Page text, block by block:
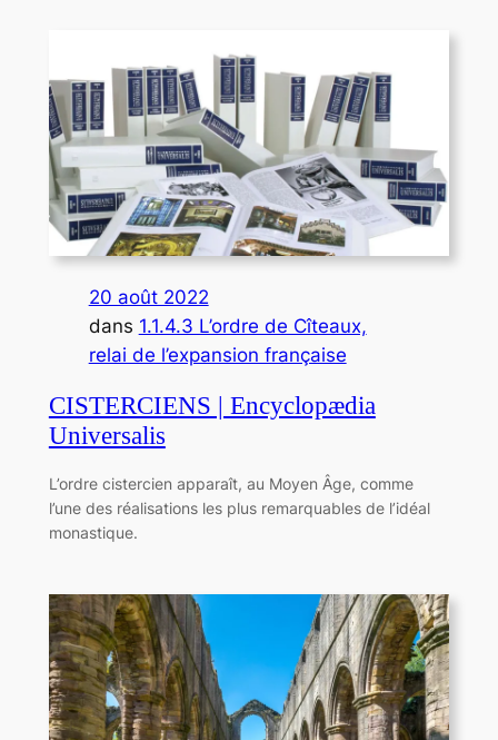
20 août 2022
dans 1.1.4.3 L’ordre de Cîteaux,
relai de l’expansion française
CISTERCIENS | Encyclopædia
Universalis
L’ordre cistercien apparaît, au Moyen Âge, comme
l’une des réalisations les plus remarquables de l’idéal
monastique.